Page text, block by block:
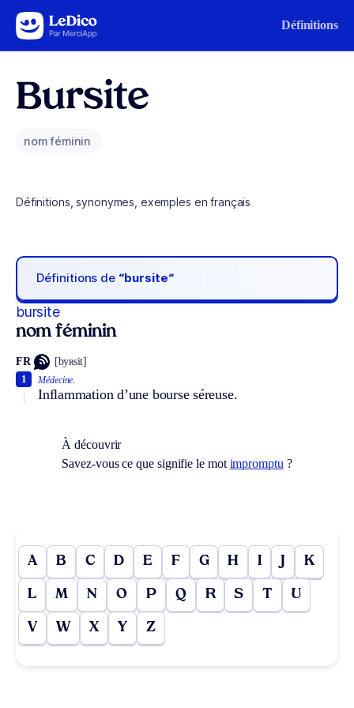
Aller au contenu Définitions
Bursite
nom féminin
Définitions, synonymes, exemples en français
Définitions de “bursite“
bursite
nom féminin
FR [byʀsit]
Médecine.
Inflammation d’une bourse séreuse.
1
À découvrir
Savez-vous ce que signifie le mot impromptu ?
A B C D E F G H I J K
L M N O P Q R S T U
V W X Y Z